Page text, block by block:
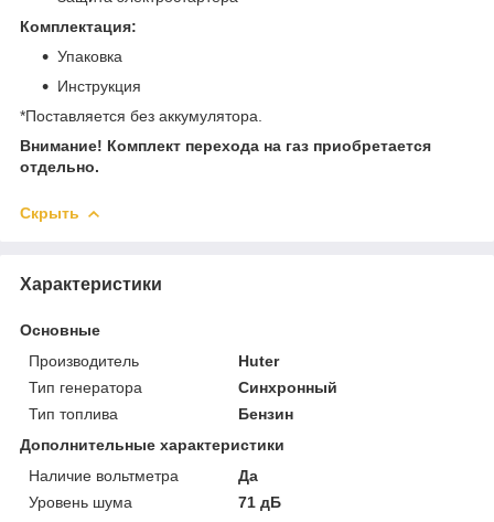
Комплектация:
Упаковка
Инструкция
*Поставляется без аккумулятора.
Внимание! Комплект перехода на газ приобретается
отдельно.
Скрыть
Характеристики
Основные
Производитель
Huter
Тип генератора
Синхронный
Тип топлива
Бензин
Дополнительные характеристики
Наличие вольтметра
Да
Уровень шума
71 дБ